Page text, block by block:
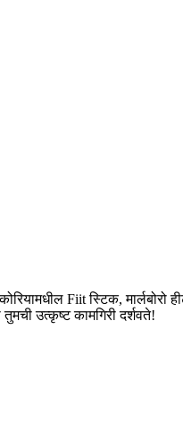
Fiit स्टिक, मार्लबोरो
उत्कृष्ट कामगिरी दर्शवते!